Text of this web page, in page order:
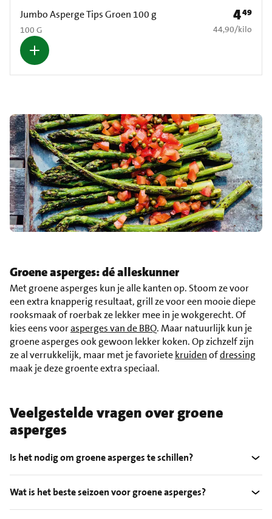
Jumbo Asperge Tips Groen 100 g
100 G
Prijs: €
449
€ 44,90 per kilo
44,90/kilo
Groene asperges: dé alleskunner
Met groene asperges kun je alle kanten op. Stoom ze voor
een extra knapperig resultaat, grill ze voor een mooie diepe
rooksmaak of roerbak ze lekker mee in je wokgerecht. Of
kies eens voorasperges van de BBQ. Maar natuurlijk kun je
groene asperges ook gewoon lekker koken. Op zichzelf zijn
ze al verrukkelijk, maar met je favorietekruidenofdressing
maak je deze groente extra speciaal.
Veelgestelde vragen over groene
asperges
Is het nodig om groene asperges te schillen?
Wat is het beste seizoen voor groene asperges?